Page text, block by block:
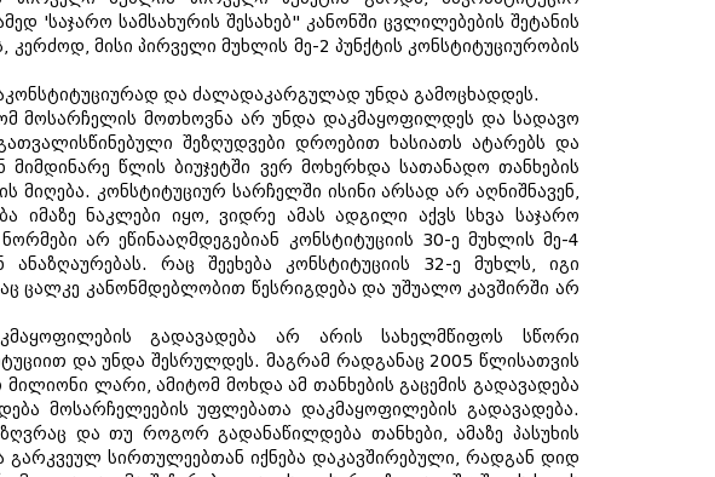
'საჯარო სამსახურის შესახებ" კანონში ცვლილებების შეტანის
მისი პირველი მუხლის მე-2 პუნქტის კონსტიტუციურობის
და ძალადაკარგულად უნდა გამოცხადდეს.
მოსარჩელის მოთხოვნა არ უნდა დაკმაყოფილდეს და სადავო
შეზღუდვები დროებით ხასიათს ატარებს და
წლის ბიუჯეტში ვერ მოხერხდა სათანადო თანხების
კონსტიტუციურ სარჩელში ისინი არსად არ აღნიშნავენ,
ნაკლები იყო, ვიდრე ამას ადგილი აქვს სხვა საჯარო
არ ეწინააღმდეგებიან კონსტიტუციის 30-ე მუხლის მე-4
რაც შეეხება კონსტიტუციის 32-ე მუხლს, იგი
ცალკე კანონმდებლობით წესრიგდება და უშუალო კავშირში არ
გადავადება არ არის სახელმწიფოს სწორი
და უნდა შესრულდეს. მაგრამ რადგანაც 2005 წლისათვის
ლარი, ამიტომ მოხდა ამ თანხების გაცემის გადავადება
მოსარჩელეების უფლებათა დაკმაყოფილების გადავადება.
და თუ როგორ გადანაწილდება თანხები, ამაზე პასუხის
გარკვეულ სირთულეებთან იქნება დაკავშირებული, რადგან დიდ